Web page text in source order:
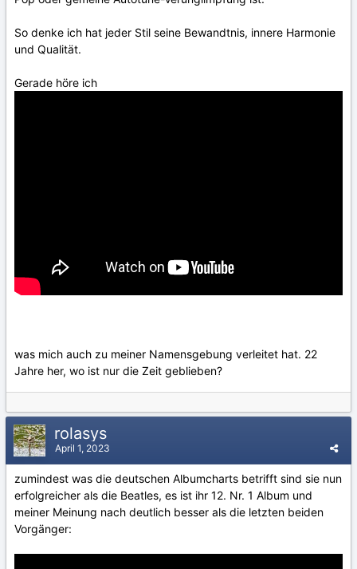
So denke ich hat jeder Stil seine Bewandtnis, innere Harmonie
und Qualität.
Gerade höre ich
was mich auch zu meiner Namensgebung verleitet hat. 22
Jahre her, wo ist nur die Zeit geblieben?
rolasys
April 1, 2023
zumindest was die deutschen Albumcharts betrifft sind sie nun
erfolgreicher als die Beatles, es ist ihr 12. Nr. 1 Album und
meiner Meinung nach deutlich besser als die letzten beiden
Vorgänger: